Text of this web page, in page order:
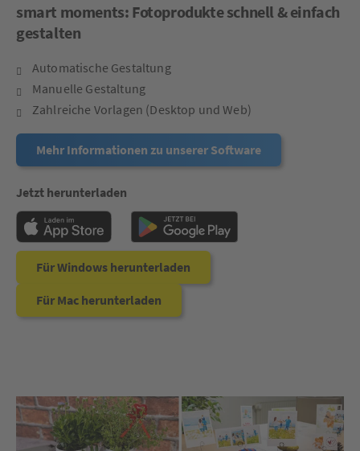
smart moments: Fotoprodukte schnell & einfach
gestalten
Automatische Gestaltung
Manuelle Gestaltung
Zahlreiche Vorlagen (Desktop und Web)
Mehr Informationen zu unserer Software
Jetzt herunterladen
Für Windows herunterladen
Für Mac herunterladen